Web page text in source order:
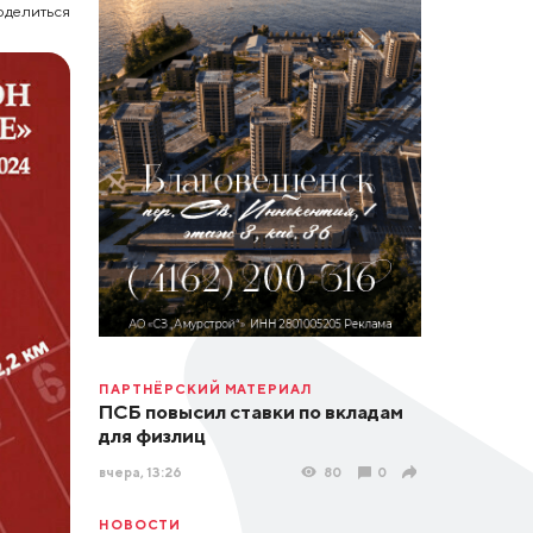
ПАРТНЁРСКИЙ МАТЕРИАЛ
ПСБ повысил ставки по вкладам
для физлиц
вчера, 13:26 80 0
НОВОСТИ